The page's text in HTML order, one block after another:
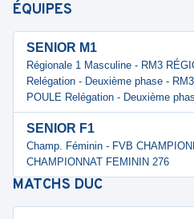
ÉQUIPES
SENIOR M1
Régionale 1 Masculine - RM3
Relégation - Deuxième phase -
POULE Relégation - Deuxième
SENIOR F1
Champ. Féminin - FVB
CHAMPIONNAT FEMININ 276
MATCHS DUC